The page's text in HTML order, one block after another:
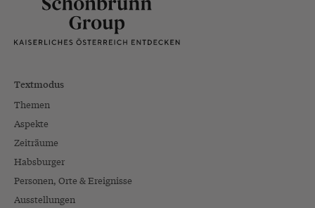
Textmodus
Themen
Aspekte
Zeiträume
Habsburger
Personen, Orte & Ereignisse
Ausstellungen